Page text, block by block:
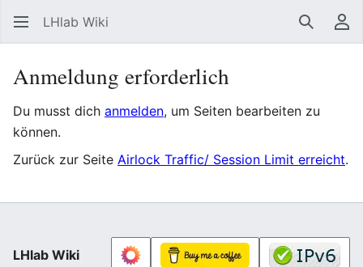
LHlab Wiki Suchen
Anmeldung erforderlich
Du musst dich anmelden, um Seiten bearbeiten zu
können.
Zurück zur Seite Airlock Traffic/ Session Limit erreicht.
LHlab Wiki